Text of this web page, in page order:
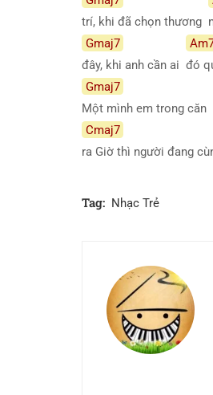
trí, khi đã chọn thương
Gmaj7
đây, khi anh cần ai đó
Gmaj7
Một mình em trong căn
Cmaj7
ra Giờ thì người đang
Tag: Nhạc Trẻ